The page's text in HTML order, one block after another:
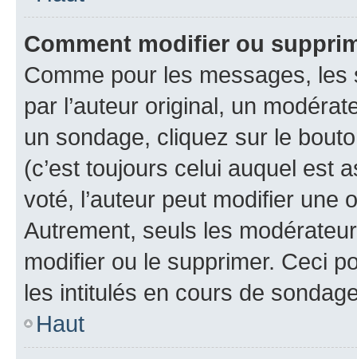
Comment modifier ou
Comme pour les messages,
par l’auteur original, un
un sondage, cliquez sur le
(c’est toujours celui auquel est
voté, l’auteur peut modifier une
Autrement, seuls les
modifier ou le supprimer. Ceci
les intitulés en cours de
Haut